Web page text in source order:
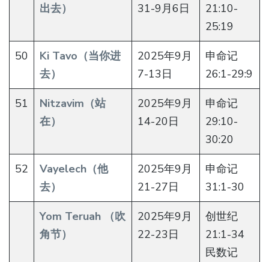
出去）
31-9月6日
21:10-
25:19
50
Ki Tavo（当你进
去）
2025年9月
7-13日
申命记
26:1-29:9
51
Nitzavim（站
在）
2025年9月
14-20日
申命记
29:10-
30:20
52
Vayelech（他
去）
2025年9月
21-27日
申命记
31:1-30
Yom Teruah （吹
角节）
2025年9月
22-23日
创世纪
21:1-34
民数记